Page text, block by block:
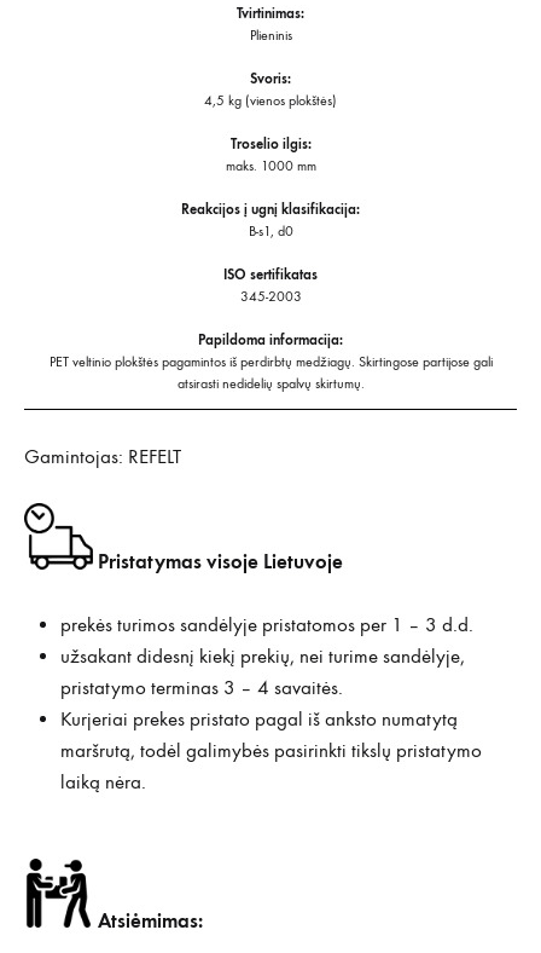
Tvirtinimas:
Plieninis
Svoris:
4,5 kg (vienos plokštės)
Troselio ilgis:
maks. 1000 mm
Reakcijos į ugnį klasifikacija:
B-s1, d0
ISO sertifikatas
345-2003
Papildoma informacija:
PET veltinio plokštės pagamintos iš perdirbtų medžiagų. Skirtingose partijose gali
atsirasti nedidelių spalvų skirtumų.
Gamintojas: REFELT
Pristatymas visoje Lietuvoje
prekės turimos sandėlyje pristatomos per 1 – 3 d.d.
užsakant didesnį kiekį prekių, nei turime sandėlyje,
pristatymo terminas 3 – 4 savaitės.
Kurjeriai prekes pristato pagal iš anksto numatytą
maršrutą, todėl galimybės pasirinkti tikslų pristatymo
laiką nėra.
Atsiėmimas: